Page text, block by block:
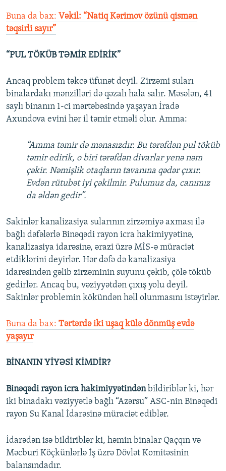
Buna da bax: Vəkil: “Natiq Kərimov özünü qismən
təqsirli sayır”
“PUL TÖKÜB TƏMİR EDİRİK”
Ancaq problem təkcə üfunət deyil. Zirzəmi suları
binalardakı mənzilləri də qəzalı hala salır. Məsələn, 41
saylı binanın 1-ci mərtəbəsində yaşayan İradə
Axundova evini hər il təmir etməli olur. Amma:
“Amma təmir də mənasızdır. Bu tərəfdən pul töküb
təmir edirik, o biri tərəfdən divarlar yenə nəm
çəkir. Nəmişlik otaqların tavanına qədər çıxır.
Evdən rütubət iyi çəkilmir. Pulumuz da, canımız
da əldən gedir”.
Sakinlər kanalizasiya sularının zirzəmiyə axması ilə
bağlı dəfələrlə Binəqədi rayon icra hakimiyyətinə,
kanalizasiya idarəsinə, ərazi üzrə MİS-ə müraciət
etdiklərini deyirlər. Hər dəfə də kanalizasiya
idarəsindən gəlib zirzəminin suyunu çəkib, çölə töküb
gedirlər. Ancaq bu, vəziyyətdən çıxış yolu deyil.
Sakinlər problemin kökündən həll olunmasını istəyirlər.
Buna da bax: Tərtərdə iki uşaq külə dönmüş evdə
yaşayır
BİNANIN YİYƏSİ KİMDİR?
Binəqədi rayon icra hakimiyyətindən bildiriblər ki, hər
iki binadakı vəziyyətlə bağlı “Azərsu” ASC-nin Binəqədi
rayon Su Kanal İdarəsinə müraciət ediblər.
İdarədən isə bildiriblər ki, həmin binalar Qaçqın və
Məcburi Köçkünlərlə İş üzrə Dövlət Komitəsinin
balansındadır.